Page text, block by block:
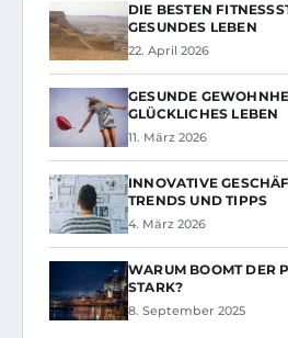
DIE BESTEN
GESUNDES LEBEN
22. April 2026
GESUNDE
GLÜCKLICHES LEBEN
11. März 2026
INNOVATIVE
TRENDS UND TIPPS
4. März 2026
WARUM BOOMT DER
STARK?
8. September 2025